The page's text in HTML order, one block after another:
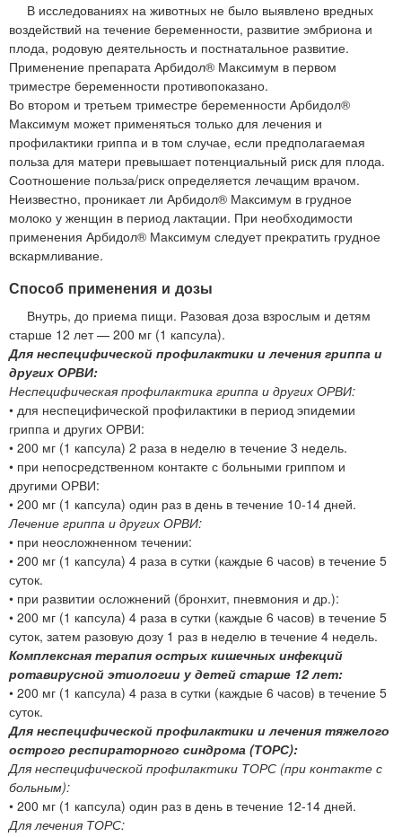
В исследованиях на животных не было выявлено вредных
воздействий на течение беременности, развитие эмбриона и
плода, родовую деятельность и постнатальное развитие.
Применение препарата Арбидол® Максимум в первом
триместре беременности противопоказано.
Во втором и третьем триместре беременности Арбидол®
Максимум может применяться только для лечения и
профилактики гриппа и в том случае, если предполагаемая
польза для матери превышает потенциальный риск для плода.
Соотношение польза/риск определяется лечащим врачом.
Неизвестно, проникает ли Арбидол® Максимум в грудное
молоко у женщин в период лактации. При необходимости
применения Арбидол® Максимум следует прекратить грудное
вскармливание.
Способ применения и дозы
Внутрь, до приема пищи. Разовая доза взрослым и детям
старше 12 лет — 200 мг (1 капсула).
Для неспецифической профилактики и лечения гриппа и
других ОРВИ:
Неспецифическая профилактика гриппа и других ОРВИ:
• для неспецифической профилактики в период эпидемии
гриппа и других ОРВИ:
• 200 мг (1 капсула) 2 раза в неделю в течение 3 недель.
• при непосредственном контакте с больными гриппом и
другими ОРВИ:
• 200 мг (1 капсула) один раз в день в течение 10-14 дней.
Лечение гриппа и других ОРВИ:
• при неосложненном течении:
• 200 мг (1 капсула) 4 раза в сутки (каждые 6 часов) в течение 5
суток.
• при развитии осложнений (бронхит, пневмония и др.):
• 200 мг (1 капсула) 4 раза в сутки (каждые 6 часов) в течение 5
суток, затем разовую дозу 1 раз в неделю в течение 4 недель.
Комплексная терапия острых кишечных инфекций
ротавирусной этиологии у детей старше 12 лет:
• 200 мг (1 капсула) 4 раза в сутки (каждые 6 часов) в течение 5
суток.
Для неспецифической профилактики и лечения тяжелого
острого респираторного синдрома (ТОРС):
Для неспецифической профилактики ТОРС (при контакте с
больным):
• 200 мг (1 капсула) один раз в день в течение 12-14 дней.
Для лечения ТОРС: